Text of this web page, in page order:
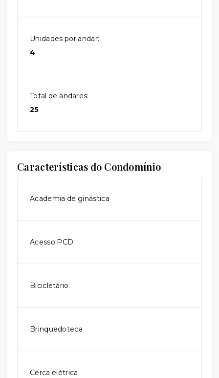
Unidades por andar:
4
Total de andares:
25
Características do Condomínio
Academia de ginástica
Acesso PCD
Bicicletário
Brinquedoteca
Cerca elétrica